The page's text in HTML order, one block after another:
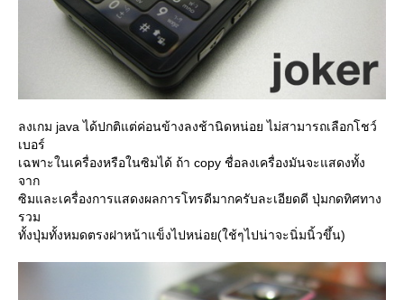
ลงเกม java ได้ปกติแต่ค่อนข้างลงช้านิดหน่อย ไม่สามารถเลือกโชว์
เบอร์
เฉพาะในเครื่องหรือในซิมได้ ถ้า copy ชื่อลงเครื่องมันจะแสดงทั้ง
จาก
ซิมและเครื่องการแสดงผลการโทรดีมากครับละเอียดดี ปุ่มกดทิศทาง
รวม
ทั้งปุ่มทั้งหมดตรงฝาหน้าแข็งไปหน่อย(ใช้ๆไปน่าจะนิ่มนิ้วขึ้น)